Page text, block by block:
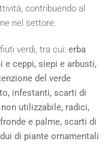
contribuendo al
nel settore.
verdi, tra cui: erba
e ceppi, siepi e arbusti,
del verde
infestanti, scarti di
utilizzabile, radici,
e palme, scarti di
di piante ornamentali